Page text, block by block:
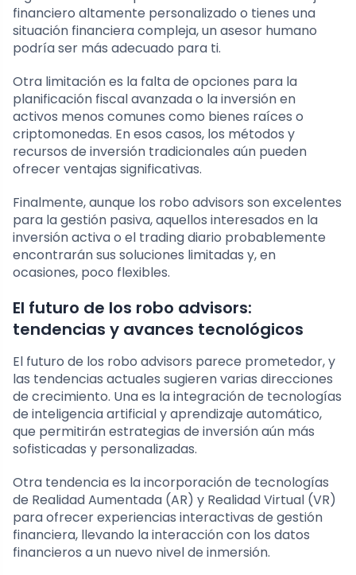
financiero altamente personalizado o tienes una
situación financiera compleja, un asesor humano
podría ser más adecuado para ti.
Otra limitación es la falta de opciones para la
planificación fiscal avanzada o la inversión en
activos menos comunes como bienes raíces o
criptomonedas. En esos casos, los métodos y
recursos de inversión tradicionales aún pueden
ofrecer ventajas significativas.
Finalmente, aunque los robo advisors son excelentes
para la gestión pasiva, aquellos interesados en la
inversión activa o el trading diario probablemente
encontrarán sus soluciones limitadas y, en
ocasiones, poco flexibles.
El futuro de los robo advisors:
tendencias y avances tecnológicos
El futuro de los robo advisors parece prometedor, y
las tendencias actuales sugieren varias direcciones
de crecimiento. Una es la integración de tecnologías
de inteligencia artificial y aprendizaje automático,
que permitirán estrategias de inversión aún más
sofisticadas y personalizadas.
Otra tendencia es la incorporación de tecnologías
de Realidad Aumentada (AR) y Realidad Virtual (VR)
para ofrecer experiencias interactivas de gestión
financiera, llevando la interacción con los datos
financieros a un nuevo nivel de inmersión.